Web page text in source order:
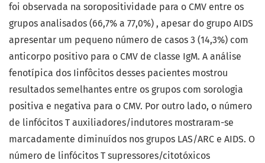
foi observada na soropositividade para o CMV entre os
grupos analisados (66,7% a 77,0%) , apesar do grupo AIDS
apresentar um pequeno número de casos 3 (14,3%) com
anticorpo positivo para o CMV de classe IgM. A análise
fenotípica dos Iinfôcitos desses pacientes mostrou
resultados semelhantes entre os grupos com sorologia
positiva e negativa para o CMV. Por outro lado, o número
de linfócitos T auxiliadores/indutores mostraram-se
marcadamente diminuídos nos grupos LAS/ARC e AIDS. O
número de linfócitos T supressores/citotóxicos